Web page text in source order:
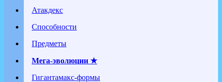
Атакдекс
Способности
Предметы
Мега-эволюции ★
Гигантамакс-формы